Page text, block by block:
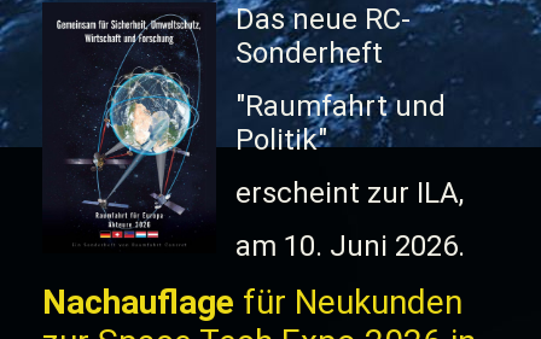
Das neue RC-
Sonderheft
"Raumfahrt und
Politik"
erscheint zur ILA,
am 10. Juni 2026.
Nachauflage für Neukunden